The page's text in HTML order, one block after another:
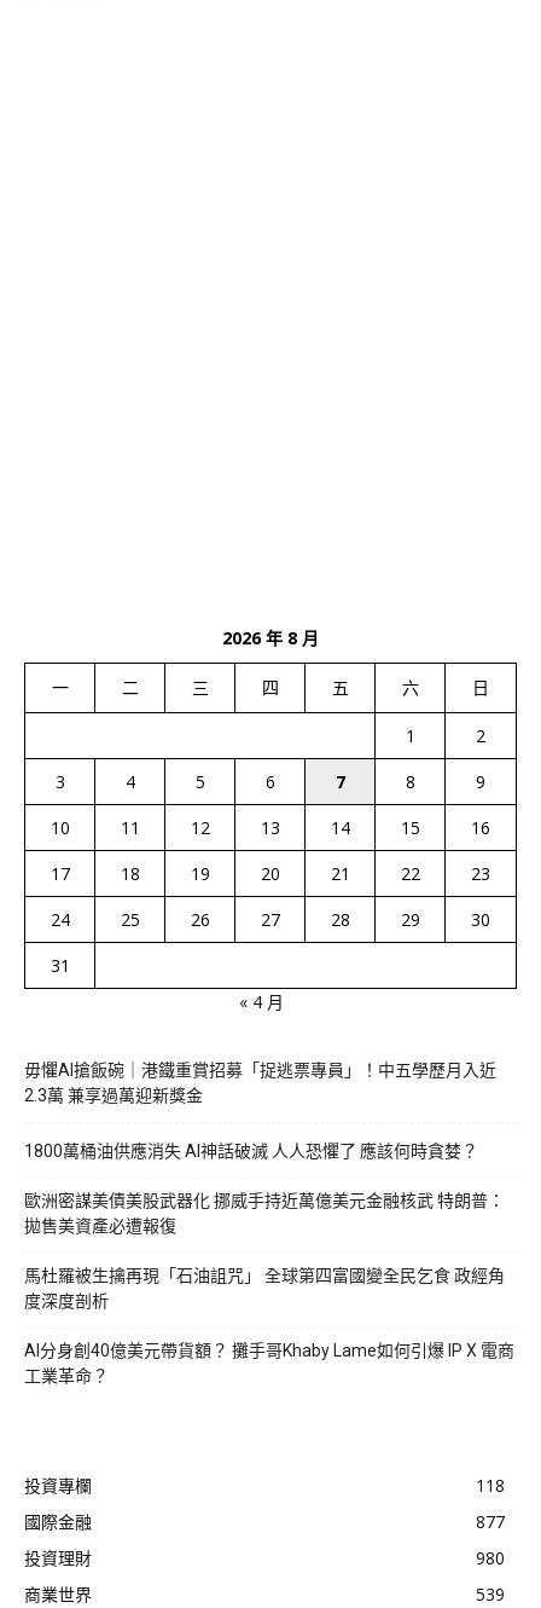
2026 年 8 月
一 二 三 四 五 六 日
1
2
3
4 5 6 7 8
9
10
11 12 13 14 15
16
17
18 19 20 21 22
23
24
25 26 27 28 29
30
31
« 4 月
毋懼AI搶飯碗｜港鐵重賞招募「捉逃票專員」！中五學歷月入近
2.3萬 兼享過萬迎新獎金
1800萬桶油供應消失 AI神話破滅 人人恐懼了 應該何時貪婪？
歐洲密謀美債美股武器化 挪威手持近萬億美元金融核武 特朗普：
拋售美資產必遭報復
馬杜羅被生擒再現「石油詛咒」 全球第四富國變全民乞食 政經角
度深度剖析
AI分身創40億美元帶貨額？ 攤手哥Khaby Lame如何引爆 IP X 電商
工業革命？
投資專欄
118
國際金融
877
投資理財
980
商業世界
539